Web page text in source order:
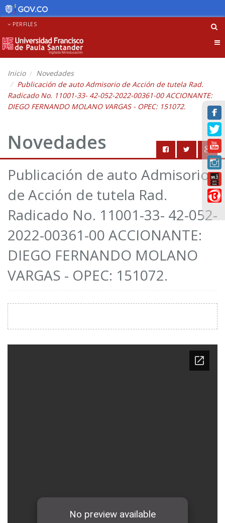
PERFILES
Inicio
Novedades
Publicación de auto Admisorio de Acción de tutela Rad.
Radicado No. 11001-33- 42-052-2022-00361-00 ACCIONANTE:
DIEGO FERNANDO MOLANO VARGAS - OPEC: 151072.
Novedades
Publicación de auto Admisorio
de Acción de tutela Rad.
Radicado No. 11001-33- 42-052-
2022-00361-00 ACCIONANTE:
DIEGO FERNANDO MOLANO
VARGAS - OPEC: 151072.